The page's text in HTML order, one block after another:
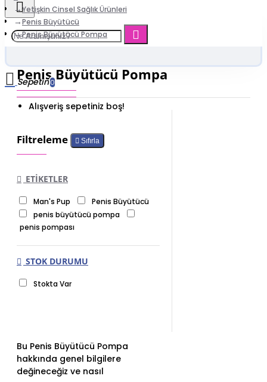
Sepetim0
Alışveriş sepetiniz boş!
Yetişkin Cinsel Sağlık Ürünleri
Penis Büyütücü
Penis Büyütücü Pompa
Penis Büyütücü Pompa
Filtreleme Sıfırla
ETIKETLER
Man's Pup
Penis Büyütücü
penis büyütücü pompa
penis pompası
STOK DURUMU
Stokta Var
Bu Penis Büyütücü Pompa
hakkında genel bilgilere
değineceğiz ve nasıl